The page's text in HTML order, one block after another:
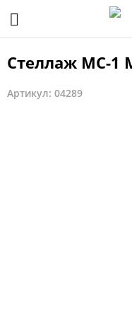
Стеллаж МС-1
Артикул: 04289